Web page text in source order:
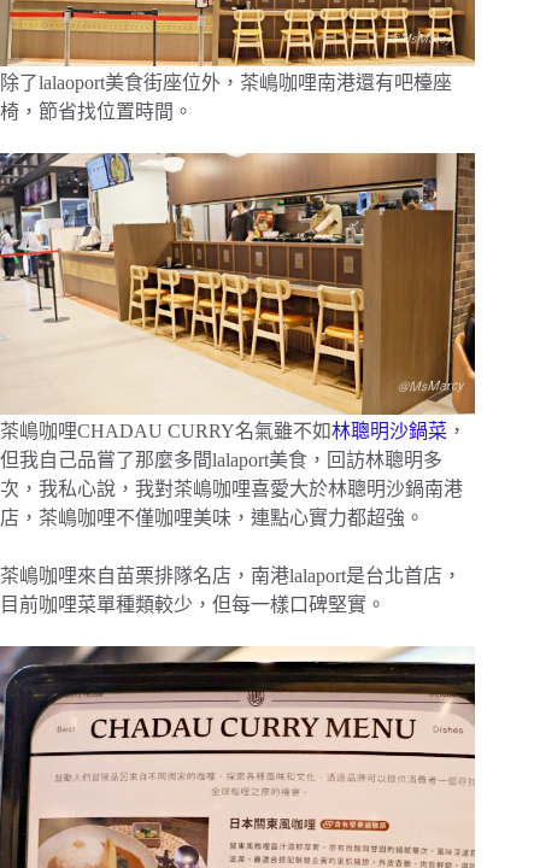
除了lalaoport美食街座位外，茶嶋咖哩南港還有吧檯座
椅，節省找位置時間。
茶嶋咖哩CHADAU CURRY名氣雖不如林聰明沙鍋菜 ，
但我自己品嘗了那麼多間lalaport美食，回訪林聰明多
次，我私心說，我對茶嶋咖哩喜愛大於林聰明沙鍋南港
店，茶嶋咖哩不僅咖哩美味，連點心實力都超強。
茶嶋咖哩來自苗栗排隊名店，南港lalaport是台北首店，
目前咖哩菜單種類較少，但每一樣口碑堅實。